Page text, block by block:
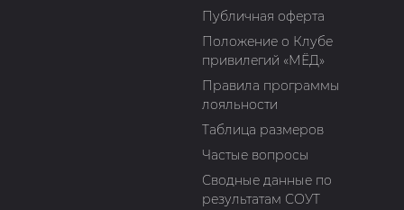
Публичная оферта
Положение о Клубе
привилегий «МЁД»
Правила программы
лояльности
Таблица размеров
Частые вопросы
Сводные данные по
результатам СОУТ